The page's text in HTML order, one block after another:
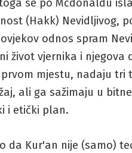
se po Mcdonaldu
(Hakk) Nevidljivog,
odnos spram
život vjernika i
prvom mjestu, nadaju
ali ga sažimaju u
i etički plan.
da Kur'an nije (samo)